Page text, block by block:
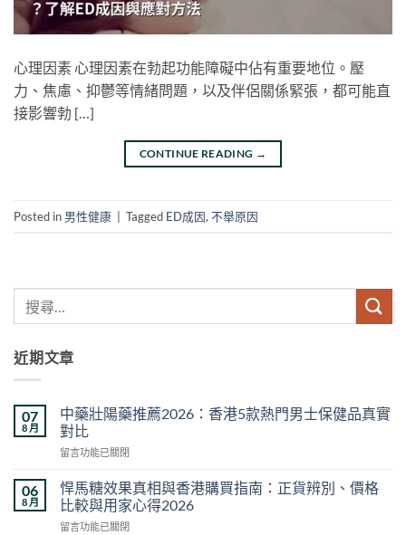
心理因素 心理因素在勃起功能障礙中佔有重要地位。壓
力、焦慮、抑鬱等情緒問題，以及伴侶關係緊張，都可能直
接影響勃 […]
CONTINUE READING →
Posted in 男性健康 | Tagged ED成因, 不舉原因
近期文章
07
8 月
中藥壯陽藥推薦2026：香港5款熱門男士保健品真實
對比
在
藥
壯
陽
藥
留言功能已關閉
06
8 月
悍馬糖效果真相與香港購買指南：正貨辨別、價格
比較與用家心得2026
在
留言功能已關閉